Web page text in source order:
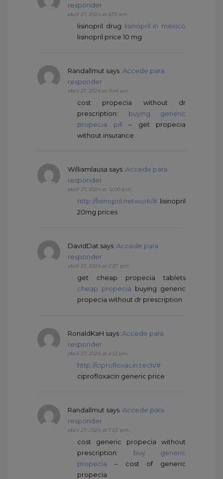
responder
abril 27, 2024 at 6:55 am
lisinopril drug lisinopril in mexico
lisinopril price 10 mg
Randallmut says :Accede para
responder
abril 27, 2024 at 9:44 am
cost propecia without dr
prescription: buying generic
propecia pill – get propecia
without insurance
Williamlausa says :Accede para
responder
abril 27, 2024 at 12:00 pm
http://lisinopril.network/# lisinopril
20mg prices
DavidDat says :Accede para
responder
abril 27, 2024 at 2:27 pm
get cheap propecia tablets
cheap propecia buying generic
propecia without dr prescription
RonaldKaH says :Accede para
responder
abril 27, 2024 at 2:53 pm
http://ciprofloxacin.tech/#
ciprofloxacin generic price
Randallmut says :Accede para
responder
abril 27, 2024 at 7:22 pm
cost generic propecia without
prescription: buy generic
propecia – cost of generic
propecia